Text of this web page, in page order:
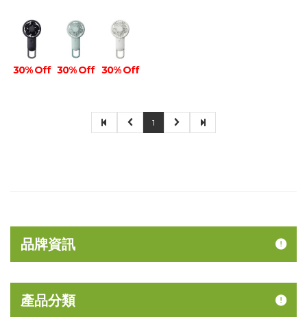
30% Off 30% Off 30% Off
1
品牌資訊
產品分類